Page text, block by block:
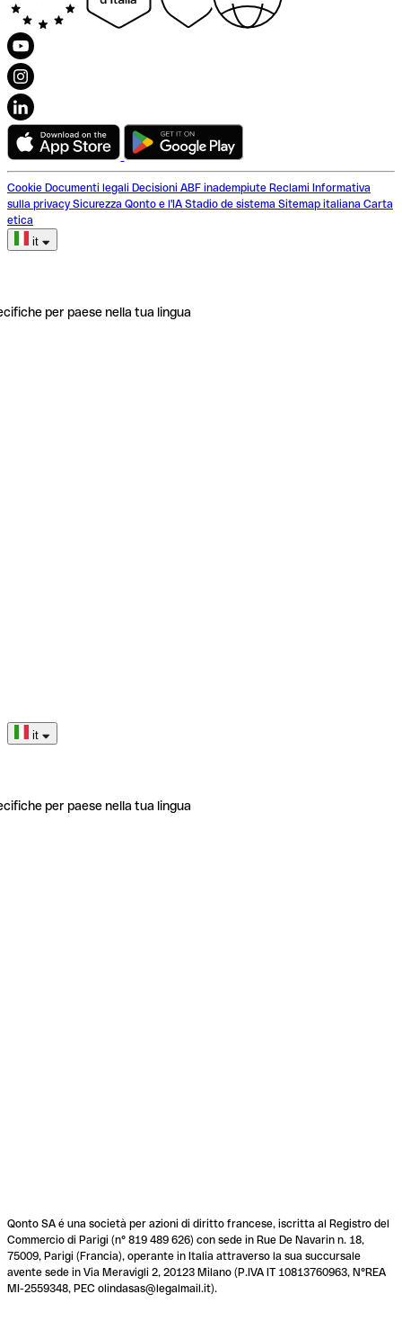
Cookie Documenti legali Decisioni ABF inadempiute Reclami Informativa
sulla privacy Sicurezza Qonto e l'IA Stadio de sistema Sitemap italiana Carta
etica
it
per paese nella tua lingua
it
per paese nella tua lingua
Qonto SA é una società per azioni di diritto francese, iscritta al Registro del
Commercio di Parigi (n° 819 489 626) con sede in Rue De Navarin n. 18,
75009, Parigi (Francia), operante in Italia attraverso la sua succursale
avente sede in Via Meravigli 2, 20123 Milano (P.IVA IT 10813760963, N°REA
MI-2559348, PEC olindasas@legalmail.it).